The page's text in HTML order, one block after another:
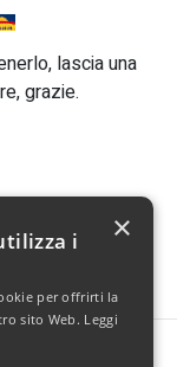
lascia una
grazie.
i
per offrirti la
sito Web. Leggi
×